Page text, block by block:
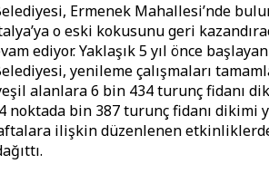
Ermenek Mahallesi’nde
o eski kokusunu geri
ediyor. Yaklaşık 5 yıl önce
yenileme çalışmaları
alanlara 6 bin 434 turunç fidanı
noktada bin 387 turunç fidanı
ilişkin düzenlenen